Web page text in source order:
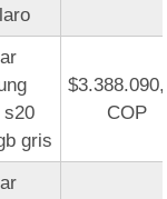
s20
gris
COP